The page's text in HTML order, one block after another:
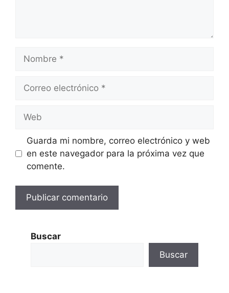
electrónico
Guarda mi nombre, correo electrónico y web
en este navegador para la próxima vez que
comente.
Buscar
Buscar